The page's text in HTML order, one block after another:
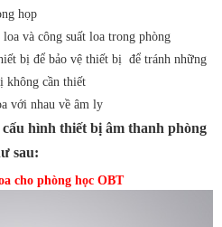
họp
và công suất loa trong phòng
bị để bảo vệ thiết bị để tránh những
không cần thiết
với nhau về âm ly
hình thiết bị âm thanh phòng
sau:
cho phòng học OBT